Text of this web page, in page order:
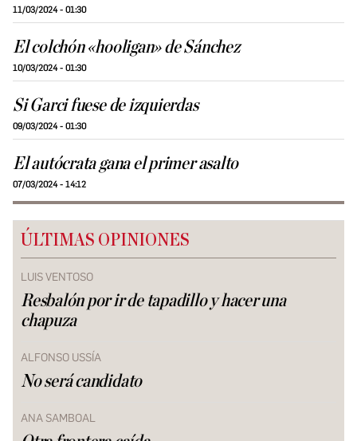
11/03/2024 - 01:30
El colchón «hooligan» de Sánchez
10/03/2024 - 01:30
Si Garci fuese de izquierdas
09/03/2024 - 01:30
El autócrata gana el primer asalto
07/03/2024 - 14:12
ÚLTIMAS OPINIONES
LUIS VENTOSO
Resbalón por ir de tapadillo y hacer una
chapuza
ALFONSO USSÍA
No será candidato
ANA SAMBOAL